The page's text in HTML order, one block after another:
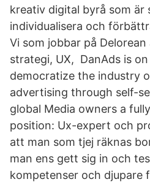
kreativ digital byrå som är
individualisera och
Vi som jobbar på
strategi, UX, DanAds is
democratize the industry
advertising through self-
global Media owners a
position: Ux-expert och
att man som tjej räknas
man ens gett sig in och
kompetenser och djupare